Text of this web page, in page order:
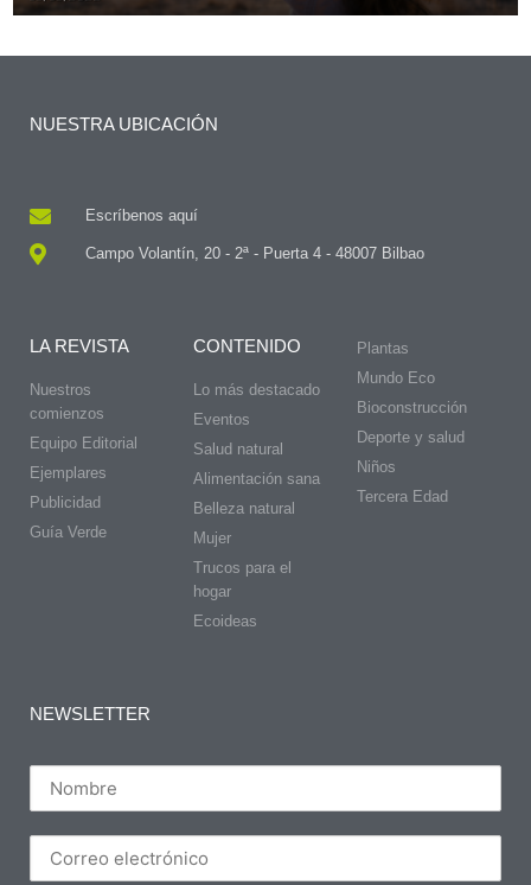
NUESTRA UBICACIÓN
Escríbenos aquí
Campo Volantín, 20 - 2ª - Puerta 4 - 48007 Bilbao
LA REVISTA
Nuestros
comienzos
Equipo Editorial
Ejemplares
Publicidad
Guía Verde
CONTENIDO
Lo más destacado
Eventos
Salud natural
Alimentación sana
Belleza natural
Mujer
Trucos para el
hogar
Ecoideas
Plantas
Mundo Eco
Bioconstrucción
Deporte y salud
Niños
Tercera Edad
NEWSLETTER